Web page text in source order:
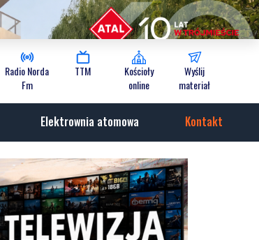
Radio Norda
Fm
TTM
Kościoły
online
Wyślij
materiał
Elektrownia atomowa Kontakt